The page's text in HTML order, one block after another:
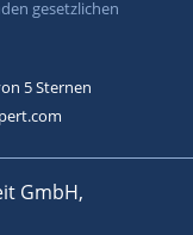
gesetzlichen
5Sternen
GmbH,